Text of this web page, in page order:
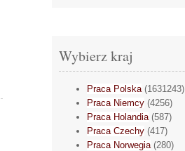
Wybierz kraj
Praca Polska(1631243)
Praca Niemcy (4256)
Praca Holandia(587)
Praca Czechy (417)
Praca Norwegia(280)